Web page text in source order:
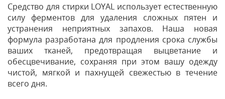
Средство для стирки LOYAL использует естественную
силу ферментов для удаления сложных пятен и
устранения неприятных запахов. Наша новая
формула разработана для продления срока службы
ваших тканей, предотвращая выцветание и
обесцвечивание, сохраняя при этом вашу одежду
чистой, мягкой и пахнущей свежестью в течение
всего дня.